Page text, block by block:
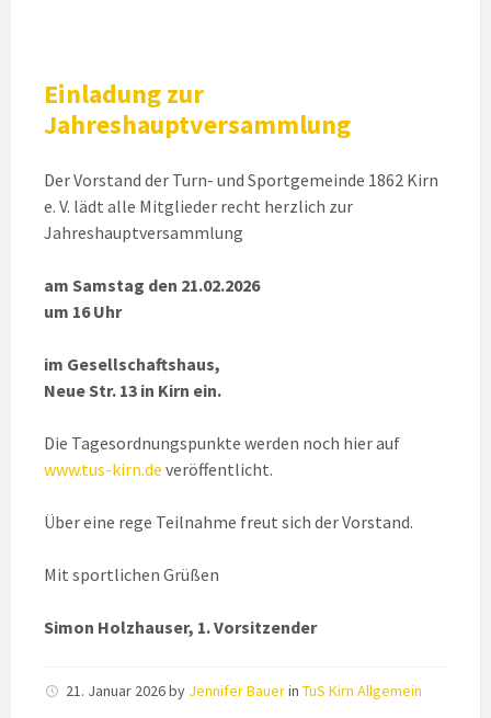
Einladung zur
Jahreshauptversammlung
Der Vorstand der Turn- und Sportgemeinde 1862 Kirn
e. V. lädt alle Mitglieder recht herzlich zur
Jahreshauptversammlung
am Samstag den 21.02.2026
um 16 Uhr
im Gesellschaftshaus,
Neue Str. 13 in Kirn ein.
Die Tagesordnungspunkte werden noch hier auf
www.tus-kirn.de veröffentlicht.
Über eine rege Teilnahme freut sich der Vorstand.
Mit sportlichen Grüßen
Simon Holzhauser, 1. Vorsitzender
21. Januar 2026by Jennifer Bauerin TuS Kirn Allgemein